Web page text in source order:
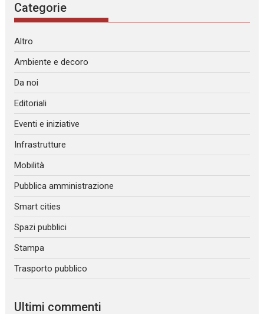
Categorie
Altro
Ambiente e decoro
Da noi
Editoriali
Eventi e iniziative
Infrastrutture
Mobilità
Pubblica amministrazione
Smart cities
Spazi pubblici
Stampa
Trasporto pubblico
Ultimi commenti